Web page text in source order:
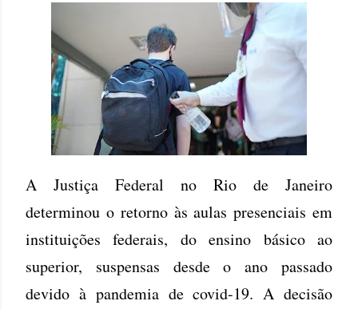
A Justiça Federal no Rio de Janeiro
determinou o retorno às aulas presenciais em
instituições federais, do ensino básico ao
superior, suspensas desde o ano passado
devido à pandemia de covid-19. A decisão